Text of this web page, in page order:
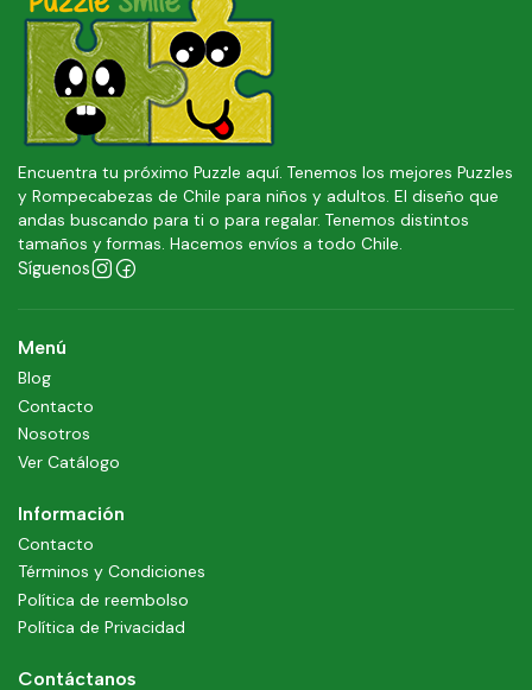
Encuentra tu próximo Puzzle aquí. Tenemos los mejores Puzzles
y Rompecabezas de Chile para niños y adultos. El diseño que
andas buscando para ti o para regalar. Tenemos distintos
tamaños y formas. Hacemos envíos a todo Chile.
Síguenos
Menú
Blog
Contacto
Nosotros
Ver Catálogo
Información
Contacto
Términos y Condiciones
Política de reembolso
Política de Privacidad
Contáctanos